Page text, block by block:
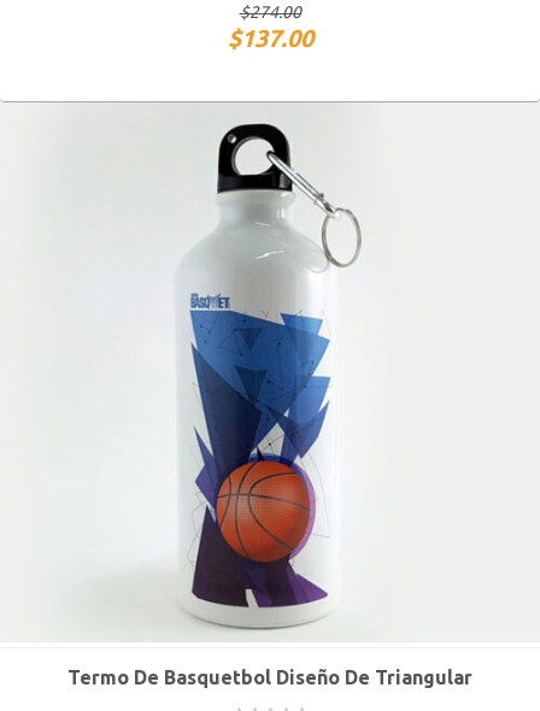
$274.00
$137.00
Termo De Basquetbol Diseño De Triangular